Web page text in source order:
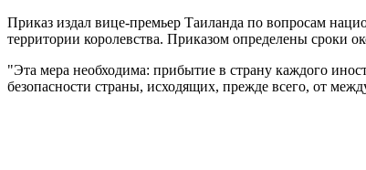
Приказ издал вице-премьер Таиланда по вопросам
территории королевства. Приказом определены сроки
"Эта мера необходима: прибытие в страну каждого
безопасности страны, исходящих, прежде всего, от